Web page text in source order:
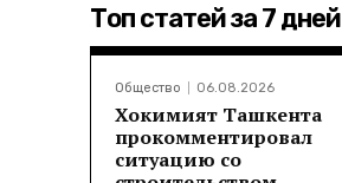
Топ статей за 7 дней
Общество 06.08.2026
Хокимият Ташкента
прокомментировал
ситуацию со